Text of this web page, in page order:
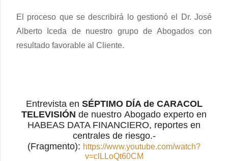
El proceso que se describirá lo gestionó el
Dr. José
Alberto Iceda de nuestro grupo de Abogados con
resultado favorable al Cliente.
Entrevista en SÉPTIMODÍA de CARACOL
TELEVISIÓN de nuestro Abogado experto en
HABEAS DATA FINANCIERO, reportes en
centrales de riesgo.-
(Fragmento): https://www.youtube.com/watch?
v=clLLoQt60CM